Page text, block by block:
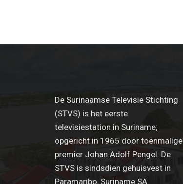
De Surinaamse Televisie Stichting
(STVS) is het eerste
televisiestation in Suriname;
opgericht in 1965 door toenmalige
premier Johan Adolf Pengel. De
STVS is sindsdien gehuisvest in
Paramaribo, Suriname SA.